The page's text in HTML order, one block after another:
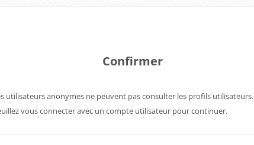
Confirmer
utilisateurs anonymes ne peuvent pas consulter les profils utilisateurs.
vous connecter avec un compte utilisateur pour continuer.